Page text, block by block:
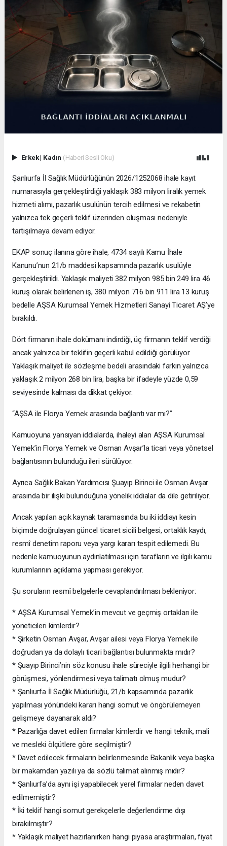
Erkek| Kadın (Haberi Sesli Oku)
Şanlıurfa İl Sağlık Müdürlüğünün 2026/1252068 ihale kayıt
numarasıyla gerçekleştirdiği yaklaşık 383 milyon liralık yemek
hizmeti alımı, pazarlık usulünün tercih edilmesi ve rekabetin
yalnızca tek geçerli teklif üzerinden oluşması nedeniyle
tartışılmaya devam ediyor.
EKAP sonuç ilanına göre ihale, 4734 sayılı Kamu İhale
Kanunu’nun 21/b maddesi kapsamında pazarlık usulüyle
gerçekleştirildi. Yaklaşık maliyeti 382 milyon 985 bin 249 lira 46
kuruş olarak belirlenen iş, 380 milyon 716 bin 911 lira 13 kuruş
bedelle AŞSA Kurumsal Yemek Hizmetleri Sanayi Ticaret AŞ’ye
bırakıldı.
Dört firmanın ihale dokümanı indirdiği, üç firmanın teklif verdiği
ancak yalnızca bir teklifin geçerli kabul edildiği görülüyor.
Yaklaşık maliyet ile sözleşme bedeli arasındaki farkın yalnızca
yaklaşık 2 milyon 268 bin lira, başka bir ifadeyle yüzde 0,59
seviyesinde kalması da dikkat çekiyor.
“AŞSA ile Florya Yemek arasında bağlantı var mı?”
Kamuoyuna yansıyan iddialarda, ihaleyi alan AŞSA Kurumsal
Yemek’in Florya Yemek ve Osman Avşar’la ticari veya yönetsel
bağlantısının bulunduğu ileri sürülüyor.
Ayrıca Sağlık Bakan Yardımcısı Şuayıp Birinci ile Osman Avşar
arasında bir ilişki bulunduğuna yönelik iddialar da dile getiriliyor.
Ancak yapılan açık kaynak taramasında bu iki iddiayı kesin
biçimde doğrulayan güncel ticaret sicili belgesi, ortaklık kaydı,
resmî denetim raporu veya yargı kararı tespit edilemedi. Bu
nedenle kamuoyunun aydınlatılması için tarafların ve ilgili kamu
kurumlarının açıklama yapması gerekiyor.
Şu soruların resmî belgelerle cevaplandırılması bekleniyor:
* AŞSA Kurumsal Yemek’in mevcut ve geçmiş ortakları ile
yöneticileri kimlerdir?
* Şirketin Osman Avşar, Avşar ailesi veya Florya Yemek ile
doğrudan ya da dolaylı ticari bağlantısı bulunmakta mıdır?
* Şuayıp Birinci’nin söz konusu ihale süreciyle ilgili herhangi bir
görüşmesi, yönlendirmesi veya talimatı olmuş mudur?
* Şanlıurfa İl Sağlık Müdürlüğü, 21/b kapsamında pazarlık
yapılması yönündeki kararı hangi somut ve öngörülemeyen
gelişmeye dayanarak aldı?
* Pazarlığa davet edilen firmalar kimlerdir ve hangi teknik, mali
ve mesleki ölçütlere göre seçilmiştir?
* Davet edilecek firmaların belirlenmesinde Bakanlık veya başka
bir makamdan yazılı ya da sözlü talimat alınmış mıdır?
* Şanlıurfa’da aynı işi yapabilecek yerel firmalar neden davet
edilmemiştir?
* İki teklif hangi somut gerekçelerle değerlendirme dışı
bırakılmıştır?
* Yaklaşık maliyet hazırlanırken hangi piyasa araştırmaları, fiyat